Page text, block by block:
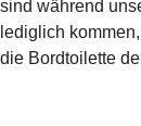
sind während
lediglich
die Bordtoilette